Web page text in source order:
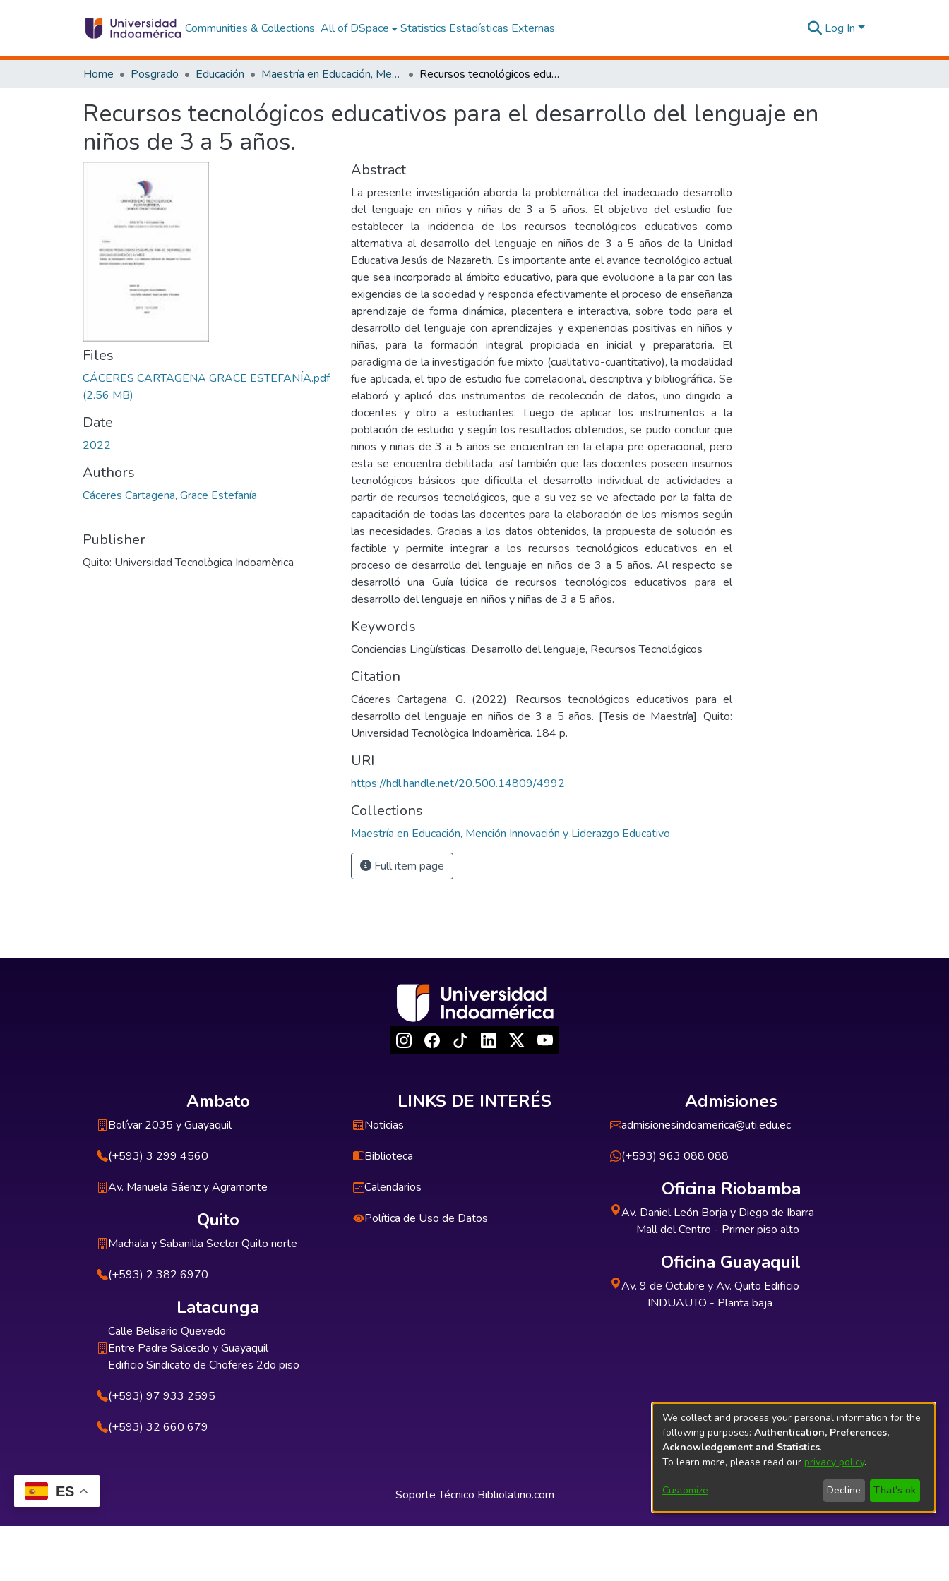
ES
Communities & Collections All of DSpace Statistics Estadísticas Externas Log In
Home Posgrado Educación Maestría en Educación, Mención Innovación y Liderazgo Educativo Recursos tecnológicos educativos para el desarrollo del lenguaje en niños de 3 a 5 años.
Recursos tecnológicos educativos para el desarrollo del lenguaje en
niños de 3 a 5 años.
Files
CÁCERES CARTAGENA GRACE ESTEFANÍA.pdf
(2.56 MB)
Date
2022
Authors
Cáceres Cartagena, Grace Estefanía
Publisher
Quito: Universidad Tecnològica Indoamèrica
Abstract
La presente investigación aborda la problemática del inadecuado desarrollo
del lenguaje en niños y niñas de 3 a 5 años. El objetivo del estudio fue
establecer la incidencia de los recursos tecnológicos educativos como
alternativa al desarrollo del lenguaje en niños de 3 a 5 años de la Unidad
Educativa Jesús de Nazareth. Es importante ante el avance tecnológico actual
que sea incorporado al ámbito educativo, para que evolucione a la par con las
exigencias de la sociedad y responda efectivamente el proceso de enseñanza
aprendizaje de forma dinámica, placentera e interactiva, sobre todo para el
desarrollo del lenguaje con aprendizajes y experiencias positivas en niños y
niñas, para la formación integral propiciada en inicial y preparatoria. El
paradigma de la investigación fue mixto (cualitativo-cuantitativo), la modalidad
fue aplicada, el tipo de estudio fue correlacional, descriptiva y bibliográfica. Se
elaboró y aplicó dos instrumentos de recolección de datos, uno dirigido a
docentes y otro a estudiantes. Luego de aplicar los instrumentos a la
población de estudio y según los resultados obtenidos, se pudo concluir que
niños y niñas de 3 a 5 años se encuentran en la etapa pre operacional, pero
esta se encuentra debilitada; así también que las docentes poseen insumos
tecnológicos básicos que dificulta el desarrollo individual de actividades a
partir de recursos tecnológicos, que a su vez se ve afectado por la falta de
capacitación de todas las docentes para la elaboración de los mismos según
las necesidades. Gracias a los datos obtenidos, la propuesta de solución es
factible y permite integrar a los recursos tecnológicos educativos en el
proceso de desarrollo del lenguaje en niños de 3 a 5 años. Al respecto se
desarrolló una Guía lúdica de recursos tecnológicos educativos para el
desarrollo del lenguaje en niños y niñas de 3 a 5 años.
Keywords
Conciencias Lingüísticas, Desarrollo del lenguaje, Recursos Tecnológicos
Citation
Cáceres Cartagena, G. (2022). Recursos tecnológicos educativos para el
desarrollo del lenguaje en niños de 3 a 5 años. [Tesis de Maestría]. Quito:
Universidad Tecnològica Indoamèrica. 184 p.
URI
https://hdl.handle.net/20.500.14809/4992
Collections
Maestría en Educación, Mención Innovación y Liderazgo Educativo
Full item page
Ambato
Bolívar 2035 y Guayaquil
(+593) 3 299 4560
Av. Manuela Sáenz y Agramonte
Quito
Machala y Sabanilla Sector Quito norte
(+593) 2 382 6970
Latacunga
Calle Belisario Quevedo
Entre Padre Salcedo y Guayaquil
Edificio Sindicato de Choferes 2do piso
(+593) 97 933 2595
(+593) 32 660 679
LINKS DE INTERÉS
Noticias
Biblioteca
Calendarios
Política de Uso de Datos
Admisiones
admisionesindoamerica@uti.edu.ec
(+593) 963 088 088
Oficina Riobamba
Av. Daniel León Borja y Diego de Ibarra
Mall del Centro - Primer piso alto
Oficina Guayaquil
Av. 9 de Octubre y Av. Quito Edificio
INDUAUTO - Planta baja
Soporte Técnico Bibliolatino.com
We collect and process your personal information for the
following purposes: Authentication, Preferences,
Acknowledgement and Statistics.
To learn more, please read our privacy policy.
Customize Decline That's ok